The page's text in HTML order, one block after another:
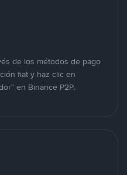
de los métodos de pago
fiat y haz clic en
en Binance P2P.